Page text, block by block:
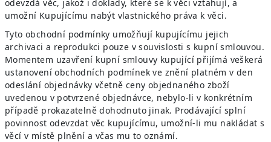
odevzdá věc, jakož i doklady, které se k věci vztahují, a
umožní Kupujícímu nabýt vlastnického práva k věci.
Tyto obchodní podmínky umožňují kupujícímu jejich
archivaci a reprodukci pouze v souvislosti s kupní smlouvou.
Momentem uzavření kupní smlouvy kupující přijímá veškerá
ustanovení obchodních podmínek ve znění platném v den
odeslání objednávky včetně ceny objednaného zboží
uvedenou v potvrzené objednávce, nebylo-li v konkrétním
případě prokazatelně dohodnuto jinak. Prodávající splní
povinnost odevzdat věc kupujícímu, umožní-li mu nakládat s
věcí v místě plnění a včas mu to oznámí.